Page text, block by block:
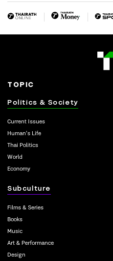
TOPIC
Politics & Society
Current Issues
Human’s Life
Thai Politics
World
Economy
Subculture
Films & Series
Books
Music
Art & Performance
Design